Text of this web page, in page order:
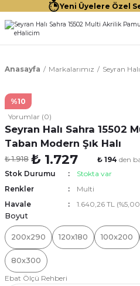
Yeni Üyelere Özel
Anasayfa Markalarımız Seyran Halı
%10
Yorumlar (0)
Seyran Halı Sahra 15502
Taban Modern Şık Halı
₺ 1.918 ₺ 1.727 ₺ 194 den
Stok Durumu
Stokta var
Renkler
Multi
Havale
1.640,26 TL
Boyut
200x290 120x180 100x200
80x300
Ebat Ölçü Rehberi